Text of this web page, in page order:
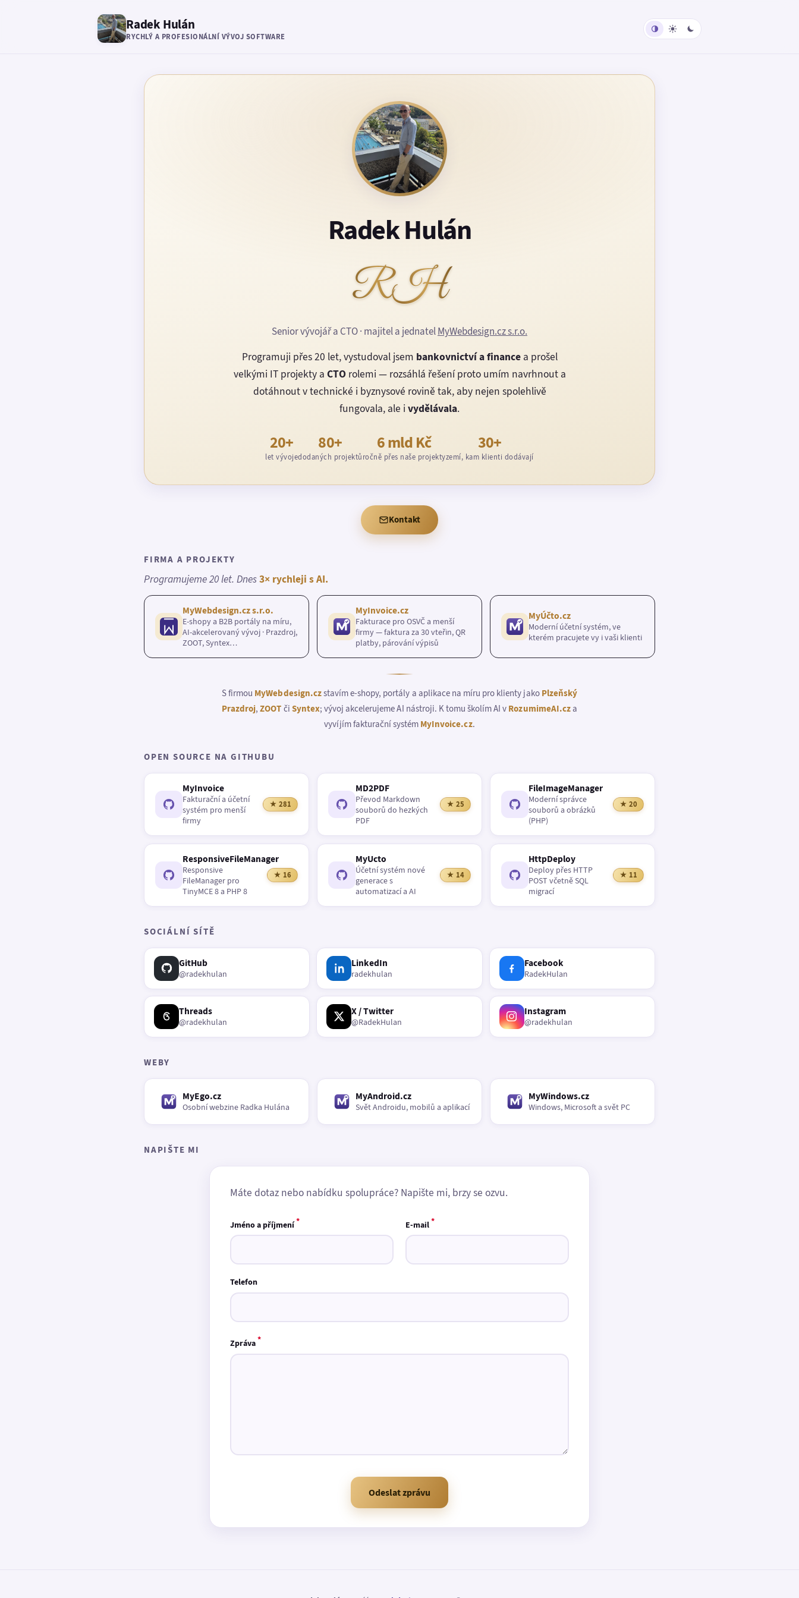
Radek Hulán
RYCHLÝ A PROFESIONÁLNÍ VÝVOJ SOFTWARE
Radek Hulán
RH
Senior vývojář a CTO · majitel a jednatelMyWebdesign.cz s.r.o.
Programuji přes 20 let, vystudoval jsem bankovnictví a financea prošel
velkými IT projekty a CTOrolemi — rozsáhlá řešení proto umím navrhnout a
dotáhnout v technické i byznysové rovině tak, aby nejen spolehlivě
fungovala, ale i vydělávala.
20+
let vývoje
80+
dodaných projektů
6 mld Kč
ročně přes naše projekty
30+
zemí, kam klienti dodávají
Kontakt
FIRMA A PROJEKTY
Programujeme 20 let. Dnes3× rychleji s AI.
MyWebdesign.cz s.r.o.
E-shopy a B2B portály na míru,
AI-akcelerovaný vývoj · Prazdroj,
ZOOT, Syntex…
MyInvoice.cz
Fakturace pro OSVČ a menší
firmy — faktura za 30 vteřin, QR
platby, párování výpisů
MyÚčto.cz
Moderní účetní systém, ve
kterém pracujete vy i vaši klienti
S firmou MyWebdesign.czstavím e-shopy, portály a aplikace na míru pro klienty jako Plzeňský
Prazdroj,ZOOT či Syntex; vývoj akcelerujeme AI nástroji. K tomu školím AI v RozumimeAI.cza
vyvíjím fakturační systém MyInvoice.cz.
OPEN SOURCE NA GITHUBU
MyInvoice
Fakturační a účetní
systém pro menší
firmy
★ 281
MD2PDF
Převod Markdown
souborů do hezkých
PDF
★ 25
FileImageManager
Moderní správce
souborů a obrázků
(PHP)
★ 20
ResponsiveFileManager
Responsive
FileManager pro
TinyMCE 8 a PHP 8
★ 16
MyUcto
Účetní systém nové
generace s
automatizací a AI
★ 14
HttpDeploy
Deploy přes HTTP
POST včetně SQL
migrací
★ 11
SOCIÁLNÍ SÍTĚ
GitHub
@radekhulan
LinkedIn
radekhulan
Facebook
RadekHulan
Threads
@radekhulan
X / Twitter
@RadekHulan
Instagram
@radekhulan
WEBY
MyEgo.cz
Osobní webzine Radka Hulána
MyAndroid.cz
Svět Androidu, mobilů a aplikací
MyWindows.cz
Windows, Microsoft a svět PC
NAPIŠTE MI
Máte dotaz nebo nabídku spolupráce? Napište mi, brzy se ozvu.
Jméno a příjmení* E-mail*
Telefon
Zpráva*
Odeslat zprávu